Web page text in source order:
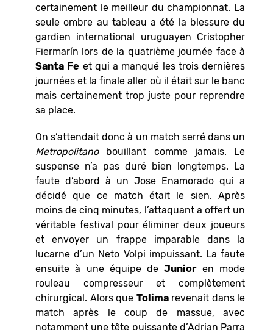
certainement le meilleur du championnat. La
seule ombre au tableau a été la blessure du
gardien international uruguayen Cristopher
Fiermarín lors de la quatrième journée face à
Santa Fe et qui a manqué les trois dernières
journées et la finale aller où il était sur le banc
mais certainement trop juste pour reprendre
sa place.
On s’attendait donc à un match serré dans un
Metropolitanobouillant comme jamais. Le
suspense n’a pas duré bien longtemps. La
faute d’abord à un Jose Enamorado qui a
décidé que ce match était le sien. Après
moins de cinq minutes, l’attaquant a offert un
véritable festival pour éliminer deux joueurs
et envoyer un frappe imparable dans la
lucarne d’un Neto Volpi impuissant. La faute
ensuite à une équipe deJunioren mode
rouleau compresseur et complètement
chirurgical. Alors que Tolimarevenait dans le
match après le coup de massue, avec
notamment une tête puissante d’Adrian Parra